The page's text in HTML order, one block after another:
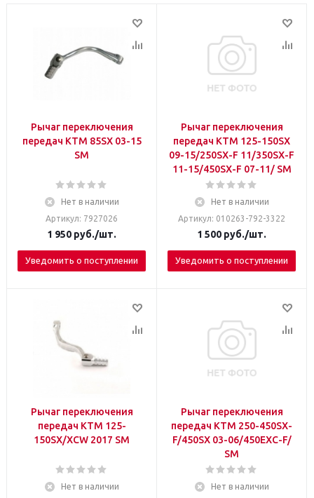
Рычаг переключения
передач KТМ 85SX 03-15
SM
Нет в наличии
Артикул: 7927026
1 950 руб./шт.
Уведомить о поступлении
Рычаг переключения
передач KТМ 125-150SX
09-15/250SX-F 11/350SX-F
11-15/450SX-F 07-11/ SM
Нет в наличии
Артикул: 010263-792-3322
1 500 руб./шт.
Уведомить о поступлении
Рычаг переключения
передач KТМ 125-
150SX/XCW 2017 SM
Нет в наличии
Рычаг переключения
передач KТМ 250-450SX-
F/450SX 03-06/450EXC-F/
SM
Нет в наличии